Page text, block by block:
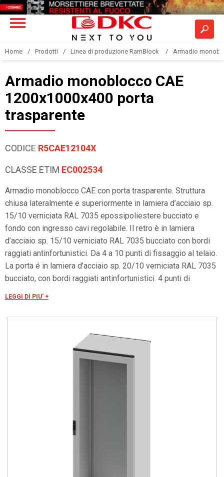
Home Prodotti Linea di produzione RamBlock Armadio
Armadio monoblocco CAE
1200x1000x400 porta
trasparente
CODICE R5CAE12104X
CLASSE ETIM EC002534
Armadio monoblocco CAE con porta trasparente. Struttura
chiusa lateralmente e superiormente in lamiera d’acciaio sp.
15/10 verniciata RAL 7035 epossipoliestere bucciato e
fondo con ingresso cavi regolabile. Il retro è in lamiera
d’acciaio sp. 15/10 verniciato RAL 7035 bucciato con bordi
raggiati antinfortunistici. Da 4 a 10 punti di fissaggio al telaio.
La porta é in lamiera d’acciaio sp. 20/10 verniciata RAL 7035
bucciato, con bordi raggiati antinfortunistici. 4 punti di
Grado di resistenza all'urto secondo IEC EN 62208: IK09.
LEGGI DI PIU' +